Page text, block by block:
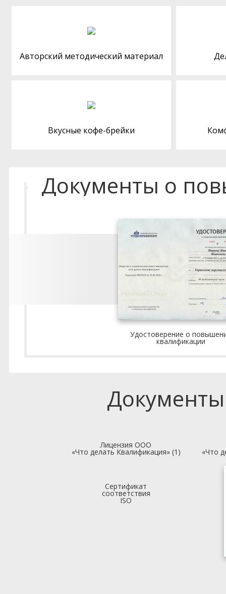
Авторский методический материал
Вкусные кофе-брейки
Документы о
Удостоверение о
квалификации
Лицензия ООО
«Что делать Квалификация» (1) «Что
Сертификат
соответствия
ISO